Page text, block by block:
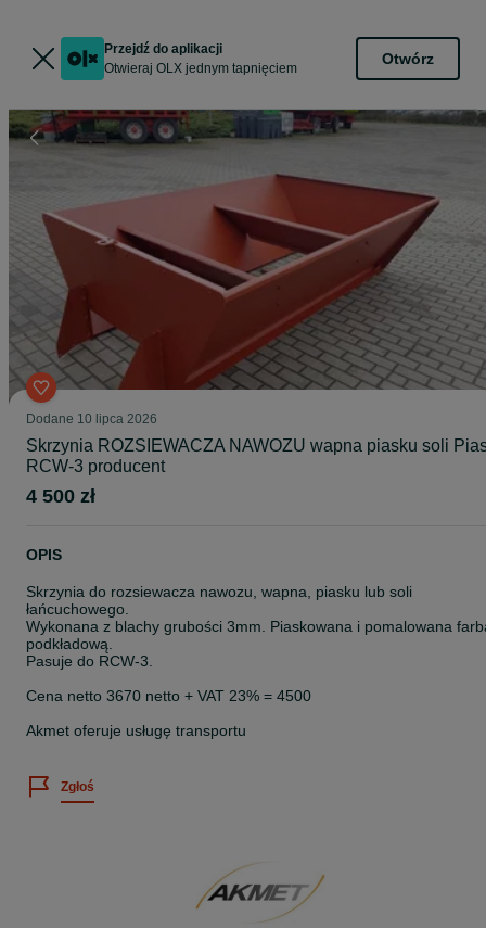
Przejdź do aplikacji
Otwieraj OLX jednym tapnięciem
Otwórz
Dodane 10 lipca 2026
Skrzynia ROZSIEWACZA NAWOZU wapna piasku soli
RCW-3 producent
4 500 zł
OPIS
Skrzynia do rozsiewacza nawozu, wapna, piasku lub soli
łańcuchowego.
Wykonana z blachy grubości 3mm. Piaskowana i pomalowana
podkładową.
Pasuje do RCW-3.
Cena netto 3670 netto + VAT 23% = 4500
Akmet oferuje usługę transportu
Zgłoś